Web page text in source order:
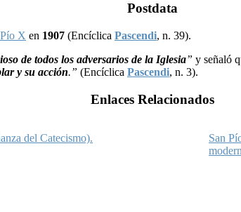
Postdata
X en 1907 (Encíclica Pascendi, n. 39).
de todos los adversarios de la Iglesia” y señaló
y su acción.” (Encíclica Pascendi, n. 3).
Enlaces Relacionados
del Catecismo).
San